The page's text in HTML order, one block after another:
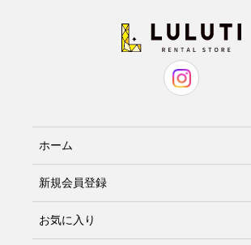
ホーム
新規会員登録
お気に入り